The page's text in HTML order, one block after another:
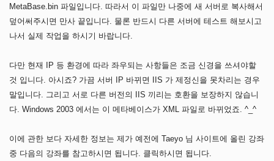
MetaBase.bin 파일입니다. 따라서 이 파일만 나중에 새 서버로 복사해서
덮어써주시면 만사 끝입니다. 물론 반드시 다른 서버에 테스트 해보시고
나서 실제 작업을 하시기 바랍니다.
다만 현재 IP 등 환경에 따라 좌우되는 사항들은 조금 신경을 쓰셔야할
것 입니다. 아시죠? 가끔 서버 IP 바뀌면 IIS 가 제정신을 못차리는 경우
말입니다. 그리고 서로 다른 버전의 IIS 끼리는 호환을 보장하지 않습니
다. Windows 2003 에서는 이 메타베이스가 XML 파일로 바뀌었죠. ^_^
이에 관한 보다 자세한 정보는 제가 예전에 Taeyo 님 사이트에 올린 강좌
중 다음의 강좌를 참고하시면 됩니다. 클릭하시면 됩니다.